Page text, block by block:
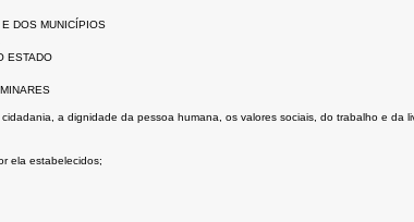
DOS MUNICÍPIOS
ESTADO
a dignidade da pessoa humana, os valores sociais, do trabalho e da
ela estabelecidos;